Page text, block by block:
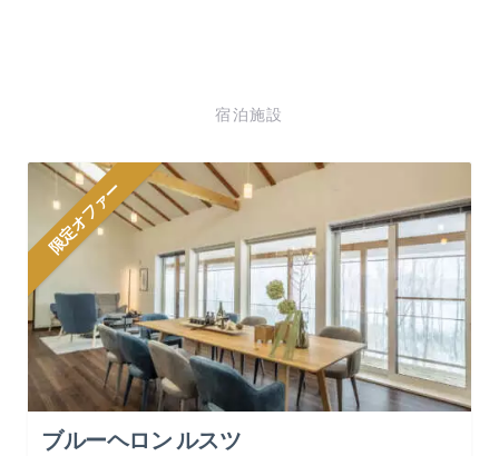
宿泊施設
限定オファー
ブルーヘロン ルスツ